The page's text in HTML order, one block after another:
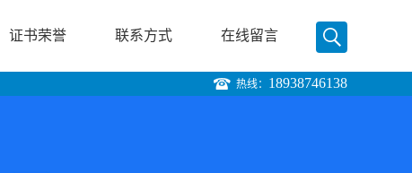
证书荣誉 联系方式 在线留言
热线： 18938746138